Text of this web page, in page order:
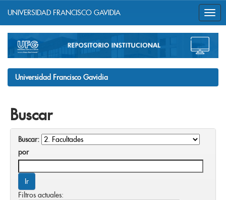
navigation
UNIVERSIDAD FRANCISCO GAVIDIA
Universidad Francisco Gavidia
Buscar
Buscar:
por
Filtros actuales: